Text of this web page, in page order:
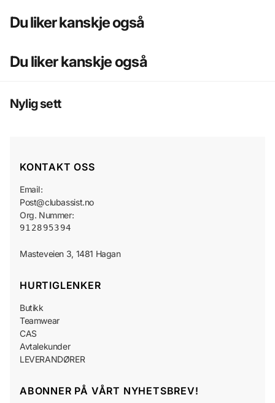
Du liker kanskje også
Du liker kanskje også
Nylig sett
KONTAKT OSS
Email:
Post@clubassist.no
Org. Nummer:
912895394
Masteveien 3, 1481 Hagan
HURTIGLENKER
Butikk
Teamwear
CAS
Avtalekunder
LEVERANDØRER
ABONNER PÅ VÅRT NYHETSBREV!